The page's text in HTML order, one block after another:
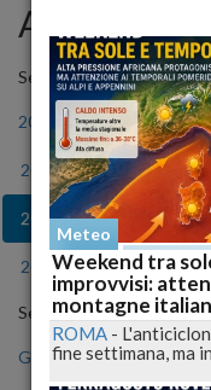
Archivio
Seleziona l'anno
2006 2007 2008
2012 2013 2014
2018 2019
2024 2025
Seleziona il mese
Gen Feb Mar
Meteo
Weekend tra
improvvisi:
montagne italian
ROMA -
fine settimana, ma